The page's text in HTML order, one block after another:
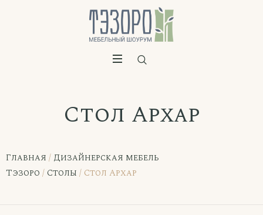
Стол Архар
Главная / Дизайнерская мебель
Тэзоро / Столы / Стол Архар